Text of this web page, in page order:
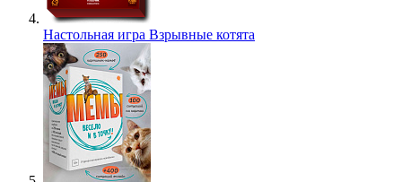
Настольная игра Взрывные котята